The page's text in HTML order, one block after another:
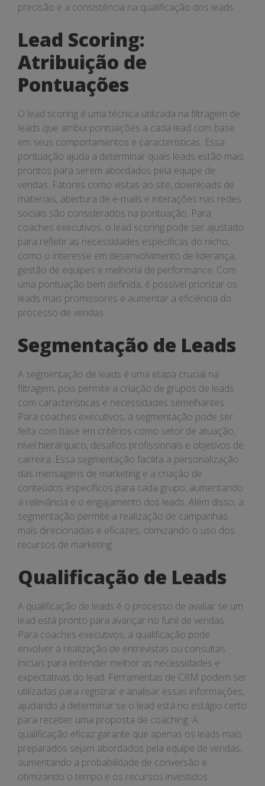
precisão e a consistência na qualificação dos leads.
Lead Scoring:
Atribuição de
Pontuações
O lead scoring é uma técnica utilizada na filtragem de
leads que atribui pontuações a cada lead com base
em seus comportamentos e características. Essa
pontuação ajuda a determinar quais leads estão mais
prontos para serem abordados pela equipe de
vendas. Fatores como visitas ao site, downloads de
materiais, abertura de e-mails e interações nas redes
sociais são considerados na pontuação. Para
coaches executivos, o lead scoring pode ser ajustado
para refletir as necessidades específicas do nicho,
como o interesse em desenvolvimento de liderança,
gestão de equipes e melhoria de performance. Com
uma pontuação bem definida, é possível priorizar os
leads mais promissores e aumentar a eficiência do
processo de vendas.
Segmentação de Leads
A segmentação de leads é uma etapa crucial na
filtragem, pois permite a criação de grupos de leads
com características e necessidades semelhantes.
Para coaches executivos, a segmentação pode ser
feita com base em critérios como setor de atuação,
nível hierárquico, desafios profissionais e objetivos de
carreira. Essa segmentação facilita a personalização
das mensagens de marketing e a criação de
conteúdos específicos para cada grupo, aumentando
a relevância e o engajamento dos leads. Além disso, a
segmentação permite a realização de campanhas
mais direcionadas e eficazes, otimizando o uso dos
recursos de marketing.
Qualificação de Leads
A qualificação de leads é o processo de avaliar se um
lead está pronto para avançar no funil de vendas.
Para coaches executivos, a qualificação pode
envolver a realização de entrevistas ou consultas
iniciais para entender melhor as necessidades e
expectativas do lead. Ferramentas de CRM podem ser
utilizadas para registrar e analisar essas informações,
ajudando a determinar se o lead está no estágio certo
para receber uma proposta de coaching. A
qualificação eficaz garante que apenas os leads mais
preparados sejam abordados pela equipe de vendas,
aumentando a probabilidade de conversão e
otimizando o tempo e os recursos investidos.